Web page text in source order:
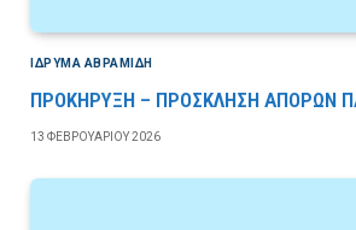
ΙΔΡΎΜΑ ΑΒΡΑΜΊΔΗ
ΠΡΟΚΗΡΥΞΗ – ΠΡΟΣΚΛΗΣΗ ΑΠΟΡΩΝ
13 ΦΕΒΡΟΥΑΡΊΟΥ 2026